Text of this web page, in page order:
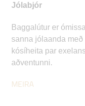
Jólabjór
Baggalútur er
sanna jólaanda
kósíheita par
aðventunni.
MEIRA